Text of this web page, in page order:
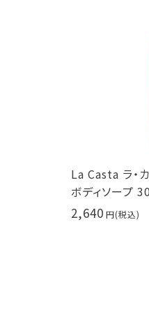
Casta ラ・カスタ アイシー
ディソープ 300mL 数量限